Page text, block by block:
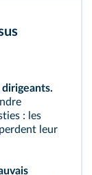
: les
leur